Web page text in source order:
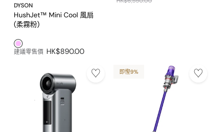
DYSON
HushJet™ Mini Cool 風扇
(柔霧粉)
粉紅色1
建議零售價 HK$890.00
即慳9%